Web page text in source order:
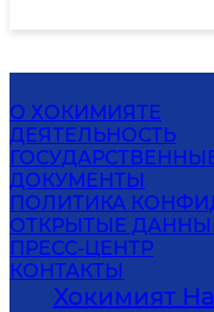
О ХОКИМИЯТЕ
ДЕЯТЕЛЬНОСТЬ
ДОКУМЕНТЫ
ПОЛИТИКА
ОТКРЫТЫЕ
ПРЕСС-ЦЕНТР
КОНТАКТЫ
Хокимият